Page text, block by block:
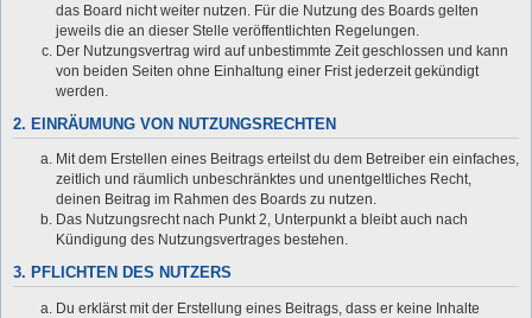
das Board nicht weiter nutzen. Für die Nutzung des Boards gelten
jeweils die an dieser Stelle veröffentlichten Regelungen.
Der Nutzungsvertrag wird auf unbestimmte Zeit geschlossen und kann
von beiden Seiten ohne Einhaltung einer Frist jederzeit gekündigt
werden.
2. EINRÄUMUNG VON NUTZUNGSRECHTEN
Mit dem Erstellen eines Beitrags erteilst du dem Betreiber ein einfaches,
zeitlich und räumlich unbeschränktes und unentgeltliches Recht,
deinen Beitrag im Rahmen des Boards zu nutzen.
Das Nutzungsrecht nach Punkt 2, Unterpunkt a bleibt auch nach
Kündigung des Nutzungsvertrages bestehen.
3. PFLICHTEN DES NUTZERS
Du erklärst mit der Erstellung eines Beitrags, dass er keine Inhalte